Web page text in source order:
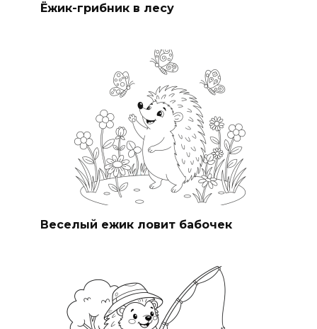
Ёжик-грибник в лесу
Веселый ежик ловит бабочек